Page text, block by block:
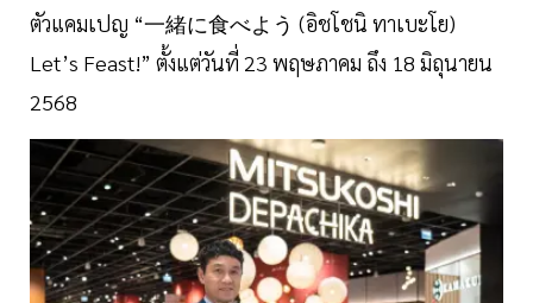
ตัวแคมเปญ “一緒に食べよう (อิชโชนิ ทาเบะโย)
Let’s Feast!” ตั้งแต่วันที่ 23 พฤษภาคม ถึง 18 มิถุนายน
2568